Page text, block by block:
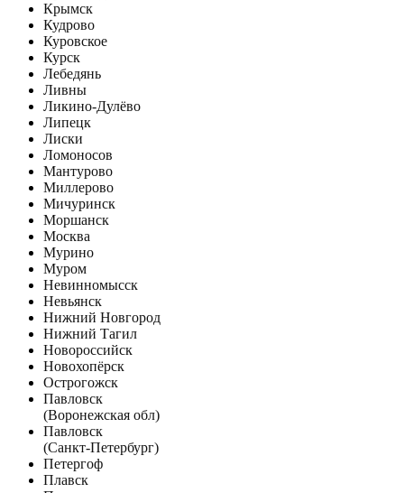
Крымск
Кудрово
Куровское
Курск
Лебедянь
Ливны
Ликино-Дулёво
Липецк
Лиски
Ломоносов
Мантурово
Миллерово
Мичуринск
Моршанск
Москва
Мурино
Муром
Невинномысск
Невьянск
Нижний Новгород
Нижний Тагил
Новороссийск
Новохопёрск
Острогожск
Павловск
(Воронежская обл)
Павловск
(Санкт-Петербург)
Петергоф
Плавск